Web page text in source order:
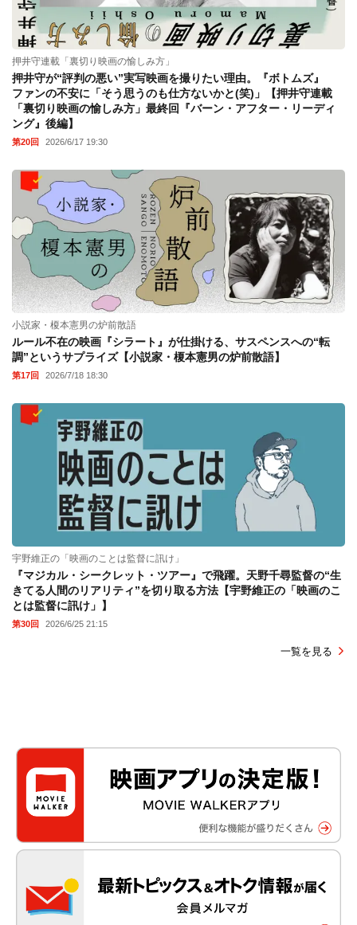
押井守連載「裏切り映画の愉しみ方」
押井守が“評判の悪い”実写映画を撮りたい理由。『ボトムズ』
ファンの不安に「そう思うのも仕方ないかと(笑)」【押井守連載
「裏切り映画の愉しみ方」最終回『バーン・アフター・リーディ
ング』後編】
第20回 2026/6/17 19:30
小説家・榎本憲男の炉前散語
ルール不在の映画『シラート』が仕掛ける、サスペンスへの“転
調”というサプライズ【小説家・榎本憲男の炉前散語】
第17回 2026/7/18 18:30
宇野維正の「映画のことは監督に訊け」
『マジカル・シークレット・ツアー』で飛躍。天野千尋監督の“生
きてる人間のリアリティ”を切り取る方法【宇野維正の「映画のこ
とは監督に訊け」】
第30回 2026/6/25 21:15
一覧を見る